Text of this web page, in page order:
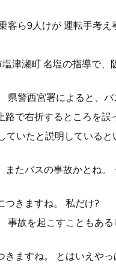
客ら9人けが 運転手考え
津瀬町 名塩の指導で
県警西宮署によると、
で右折するところを誤
ていたと説明している
またバスの事故かとね
つきますね。 私だけ?
事故を起こすこともあ
きますね。 とはいえや